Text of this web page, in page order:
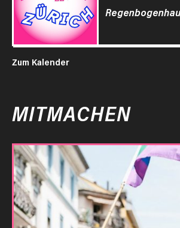
Zum Kalender
MITMACHEN